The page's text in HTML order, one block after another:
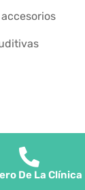
De La Clínica